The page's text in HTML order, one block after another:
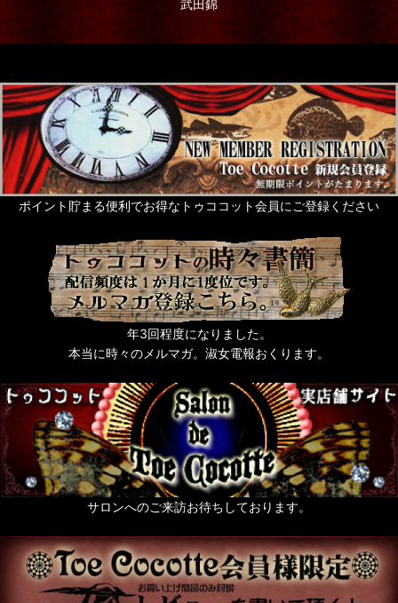
武田錦
ポイント貯まる便利でお得なトゥココット会員にご登録ください
年3回程度になりました。
本当に時々のメルマガ。淑女電報おくります。
サロンへのご来訪お待ちしております。